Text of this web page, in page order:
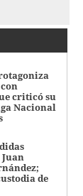
criticó su
Nacional
de